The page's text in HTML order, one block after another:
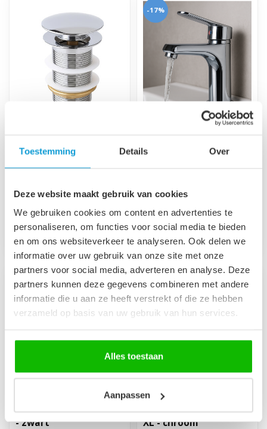
Toestemming Details Over
Deze website maakt gebruik van cookies
We gebruiken cookies om content en advertenties te
personaliseren, om functies voor social media te bieden
en om ons websiteverkeer te analyseren. Ook delen we
informatie over uw gebruik van onze site met onze
partners voor social media, adverteren en analyse. Deze
partners kunnen deze gegevens combineren met andere
informatie die u aan ze heeft verstrekt of die ze hebben
verzameld op basis van uw gebruik van hun services.
Alles toestaan
Aanpassen
chroom - zonder
overloop
beweging te openen en te
slui...
Op voorraad
-17%
Nagano - chroom
Op voorraad
-22%
Wastafelkraan Parma
- zwart
-13%
Wastafelkraan Pasco
XL - chroom